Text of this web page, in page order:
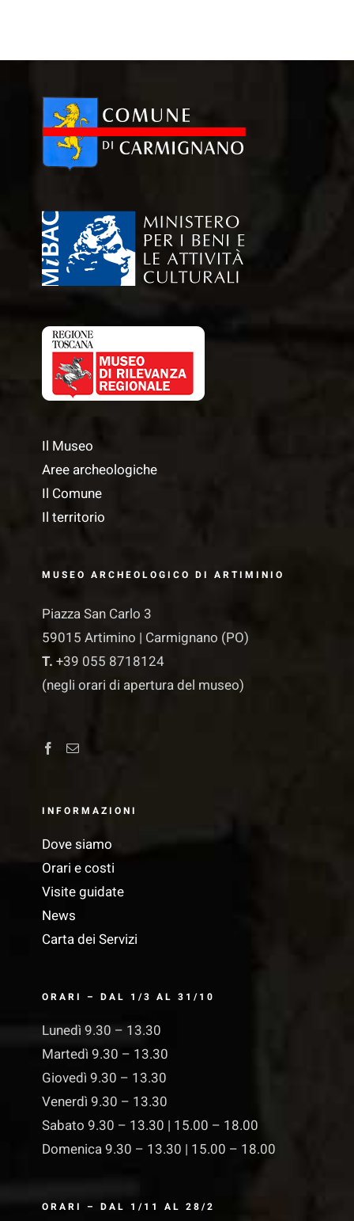
Il Museo
Aree archeologiche
Il Comune
Il territorio
MUSEO ARCHEOLOGICO DI ARTIMINIO
Piazza San Carlo 3
59015 Artimino | Carmignano (PO)
T. +39 055 8718124
(negli orari di apertura del museo)
INFORMAZIONI
Dove siamo
Orari e costi
Visite guidate
News
Carta dei Servizi
ORARI – DAL 1/3 AL 31/10
Lunedì 9.30 – 13.30
Martedì 9.30 – 13.30
Giovedì 9.30 – 13.30
Venerdì 9.30 – 13.30
Sabato 9.30 – 13.30 | 15.00 – 18.00
Domenica 9.30 – 13.30 | 15.00 – 18.00
ORARI – DAL 1/11 AL 28/2